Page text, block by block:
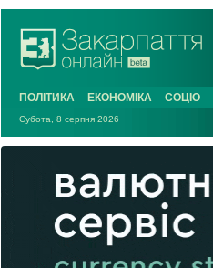
ПОЛІТИКА ЕКОНОМІКА СОЦІО
Субота, 8 серпня 2026